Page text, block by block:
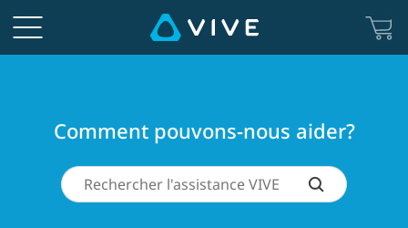
Comment pouvons-nous aider?